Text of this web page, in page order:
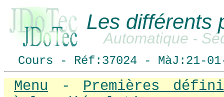
Les différents
Automatique -
Cours - Réf:37024 - MàJ:21-
Menu - Premières